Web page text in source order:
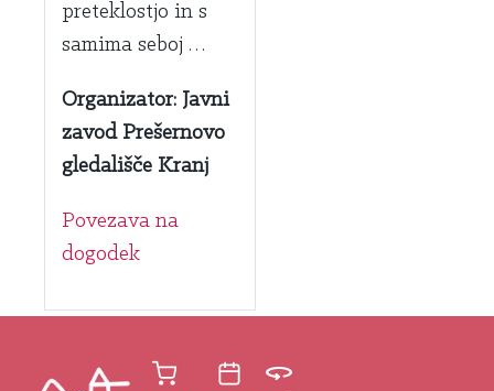
preteklostjo in s
samima seboj …
Organizator: Javni
zavod Prešernovo
gledališče Kranj
Povezava na
dogodek